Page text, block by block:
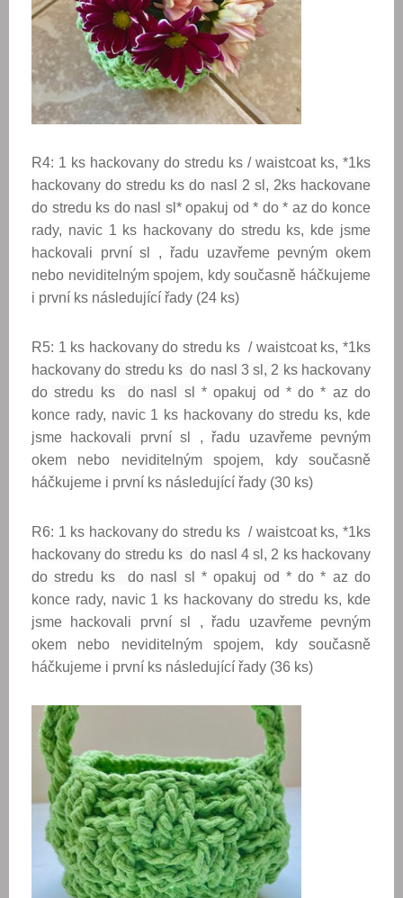
R4: 1 ks hackovany do stredu ks / waistcoat ks, *1ks
hackovany do stredu ks do nasl 2 sl, 2ks hackovane
do stredu ks do nasl sl * opakuj od * do * az do konce
rady, navic 1 ks hackovany do stredu ks, kde jsme
hackovali první sl , řadu uzavřeme pevným okem
nebo neviditelným spojem, kdy současně háčkujeme
i první ks následující řady (24 ks)
R5: 1 ks hackovany do stredu ks / waistcoat ks, *1ks
hackovany do stredu ks do nasl 3 sl, 2 ks hackovany
do stredu ks do nasl sl
* opakuj od * do * az do
konce rady, navic 1 ks hackovany do stredu ks, kde
jsme hackovali první sl , řadu uzavřeme pevným
okem nebo neviditelným spojem, kdy současně
háčkujeme i první ks následující řady (30 ks)
R6: 1 ks hackovany do stredu ks / waistcoat ks, *1ks
hackovany do stredu ks do nasl 4 sl, 2 ks hackovany
do stredu ks do nasl sl
* opakuj od * do * az do
konce rady, navic 1 ks hackovany do stredu ks, kde
jsme hackovali první sl , řadu uzavřeme pevným
okem nebo neviditelným spojem, kdy současně
háčkujeme i první ks následující řady (36 ks)